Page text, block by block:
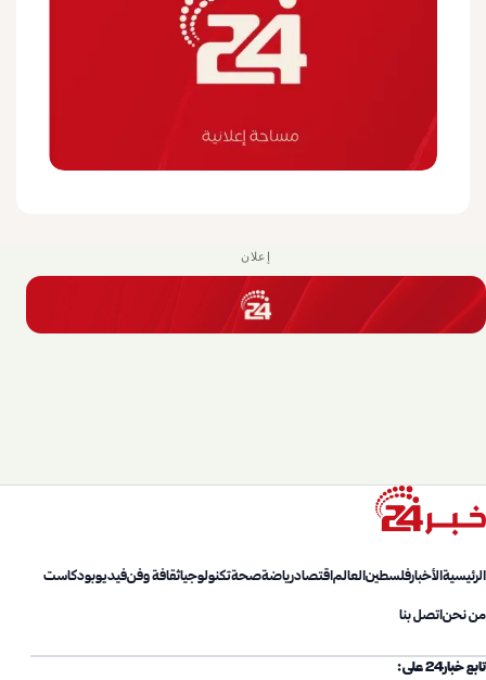
إعلان
الرئيسيةالأخبارفلسطينالعالماقتصادرياضةصحةتكنولوجياثقافة وفنفيديوبودكاست
من نحناتصل بنا
تابع خبار24 على: